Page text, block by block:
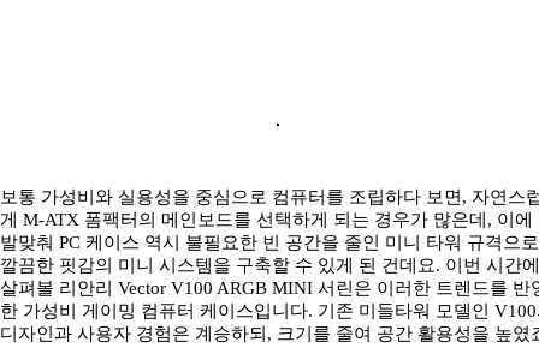
보통 가성비와 실용성을 중심으로 컴퓨터를 조립하다 보면, 자연스
게 M-ATX 폼팩터의 메인보드를 선택하게 되는 경우가 많은데, 이에
발맞춰 PC 케이스 역시 불필요한 빈 공간을 줄인 미니 타워 규격으로
깔끔한 핏감의 미니 시스템을 구축할 수 있게 된 건데요. 이번 시간에
살펴볼 리안리 Vector V100 ARGB MINI 서린은 이러한 트렌드를 반
한 가성비 게이밍 컴퓨터 케이스입니다. 기존 미들타워 모델인
디자인과 사용자 경험은 계승하되, 크기를 줄여 공간 활용성을 높였